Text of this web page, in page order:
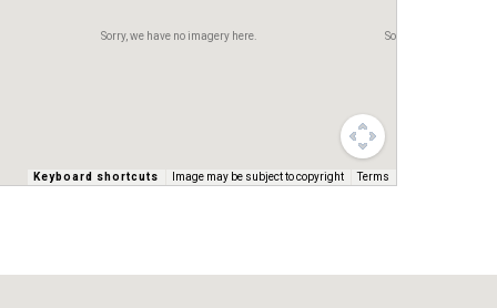
Sorry, we have no imagery here. Sorry, we have no
Keyboard shortcuts Image may be subject to copyright Terms